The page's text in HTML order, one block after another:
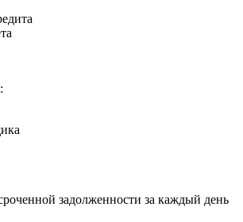
задолженности за каждый день